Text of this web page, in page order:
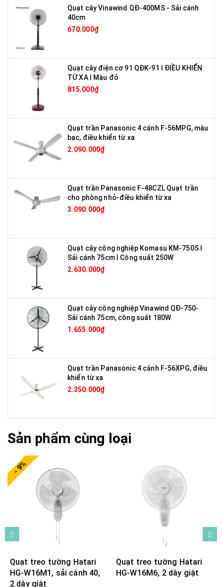
Quạt cây Vinawind QĐ-400MS - Sải cánh
40cm
670.000₫
Quạt cây điện cơ 91 QĐK-91 I ĐIỀU KHIỂN
TỪ XA I Màu đỏ
815.000₫
Quạt trần Panasonic 4 cánh F-56MPG, màu
bạc, điều khiển từ xa
2.090.000₫
Quạt trần Panasonic F-48CZL Quạt trần
cho phòng nhỏ-điều khiển từ xa
3.090.000₫
Quạt cây công nghiệp Komasu KM-750S I
Sải cánh 75cm I Công suất 250W
2.630.000₫
Quạt cây công nghiệp Vinawind QĐ-750-
Sải cánh 75cm, công suất 180W
1.655.000₫
Quạt trần Panasonic 4 cánh F-56XPG, điều
khiển từ xa
2.350.000₫
Sản phẩm cùng loại
- 9%
Quạt treo tường Hatari
HG-W16M1, sải cánh 40,
2 dây giật
Quạt treo tường Hatari
HG-W16M6, 2 dây giật